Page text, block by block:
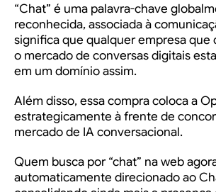
“Chat” é uma palavra-chave
reconhecida, associada à
significa que qualquer empresa que
o mercado de conversas digitais
em um domínio assim.
Além disso, essa compra coloca a
estrategicamente à frente de
mercado de IA conversacional.
Quem busca por “chat” na web
automaticamente direcionado ao